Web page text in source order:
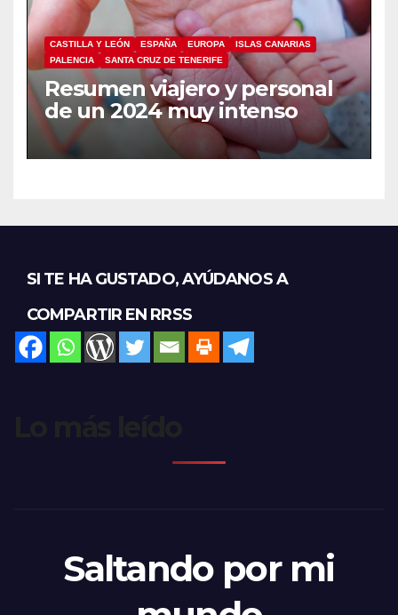
CASTILLA Y LEÓN ESPAÑA EUROPA
ISLAS CANARIAS
PALENCIA
SANTA CRUZ DE TENERIFE
Resumen viajero y personal
de un 2024 muy intenso
SI TE HA GUSTADO, AYÚDANOS A
COMPARTIR EN RRSS
Saltando por mi